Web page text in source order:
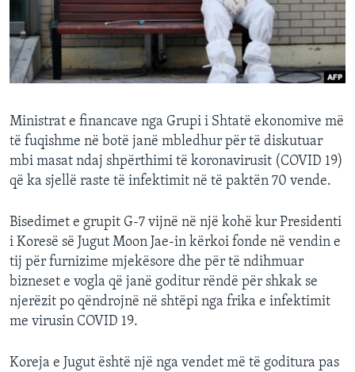
INTERVISTA
DITARI
Ministrat e financave nga Grupi i Shtatë ekonomive më
të fuqishme në botë janë mbledhur për të diskutuar
mbi masat ndaj shpërthimi të koronavirusit (COVID 19)
që ka sjellë raste të infektimit në të paktën 70 vende.
Bisedimet e grupit G-7 vijnë në një kohë kur Presidenti
i Koresë së Jugut Moon Jae-in kërkoi fonde në vendin e
tij për furnizime mjekësore dhe për të ndihmuar
bizneset e vogla që janë goditur rëndë për shkak se
njerëzit po qëndrojnë në shtëpi nga frika e infektimit
me virusin COVID 19.
Koreja e Jugut është një nga vendet më të goditura pas